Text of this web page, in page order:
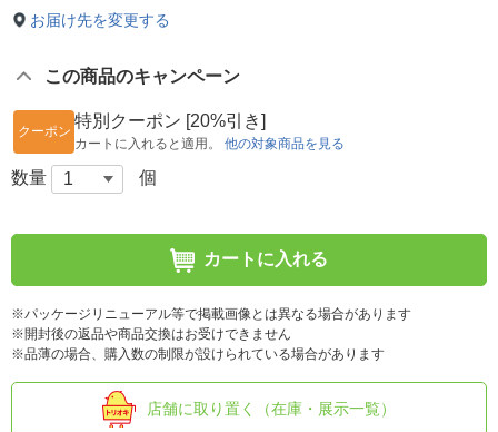
お届け先を変更する
この商品のキャンペーン
クーポン
特別クーポン [20%引き]
カートに入れると適用。 他の対象商品を見る
数量 個
カートに入れる
※パッケージリニューアル等で掲載画像とは異なる場合があります
※開封後の返品や商品交換はお受けできません
※品薄の場合、購入数の制限が設けられている場合があります
店舗に取り置く（在庫・展示一覧）